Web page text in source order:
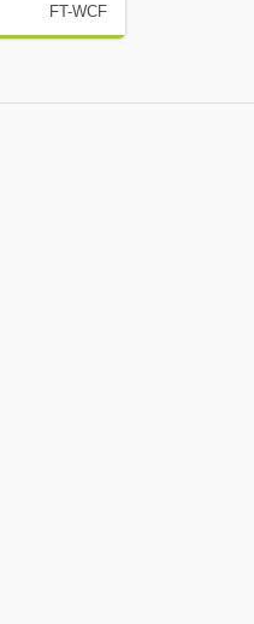
FT-WCF